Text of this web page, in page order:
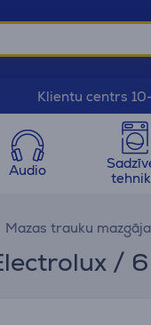
Klientu centrs
Audio
Mazas trauku
/